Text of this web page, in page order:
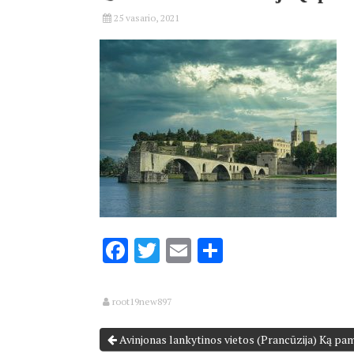
25 vasario, 2021
Facebook
Twitter
Email
root19new897
Avinjonas lankytinos vietos (Prancūzija) Ką